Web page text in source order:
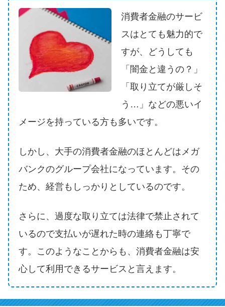
090金融（闇金）からお金を借り
てはいけない理由と借りた場合
の対処法
申し込みブラックとは?判断の目
ブラックでもお金を借りるに
アコムはブラックでも審査に通
る？ 自分がブラックか確かめる
アコムとレイクどっちがいい
底解説！
プロミスの返済方法を徹底解
説！ もっとも便利でお得な返済
消費者金融のサービ
スはとても魅力的で
すが、どうしても
「闇金と違うの？」
「取り立てが厳しそ
う…」などの悪いイ
メージを持っている方も多いです。
しかし、大手の消費者金融のほとんどはメガ
バンクのグループ会社になっています。その
ため、経営もしっかりとしているのです。
さらに、過度な取り立ては法律で禁止されて
いるので支払いが遅れた時の連絡も丁寧で
す。このようなことからも、消費者金融は安
心して利用できるサービスと言えます。